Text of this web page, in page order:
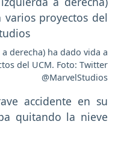
derecha) ha dado vida a
del UCM. Foto: Twitter
@MarvelStudios
accidente en su
quitando la nieve